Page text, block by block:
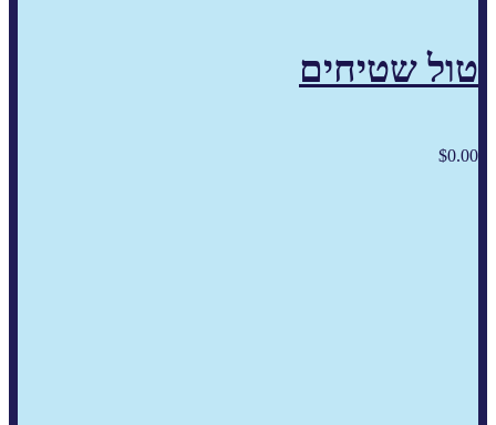
טול שטיחים
$0.00